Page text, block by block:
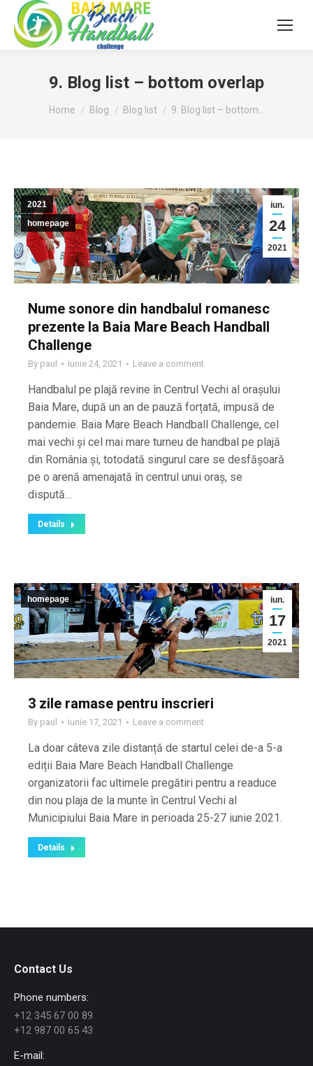
9. Blog list – bottom overlap
You are here:
Home Blog Blog list 9. Blog list – bottom…
iun.
24
2021
2021
homepage
Nume sonore din handbalul romanesc
prezente la Baia Mare Beach Handball
Challenge
By paul iunie 24, 2021 Leave a comment
Handbalul pe plajă revine în Centrul Vechi al orașului
Baia Mare, după un an de pauză forțată, impusă de
pandemie. Baia Mare Beach Handball Challenge, cel
mai vechi și cel mai mare turneu de handbal pe plajă
din România și, totodată singurul care se desfășoară
pe o arenă amenajată în centrul unui oraș, se
dispută…
Details
iun.
17
2021
homepage
3 zile ramase pentru inscrieri
By paul iunie 17, 2021 Leave a comment
La doar câteva zile distanță de startul celei de-a 5-a
ediții Baia Mare Beach Handball Challenge
organizatorii fac ultimele pregătiri pentru a readuce
din nou plaja de la munte în Centrul Vechi al
Municipiului Baia Mare in perioada 25-27 iunie 2021.
Details
Contact Us
Phone numbers:
+12 345 67 00 89
+12 987 00 65 43
E-mail: